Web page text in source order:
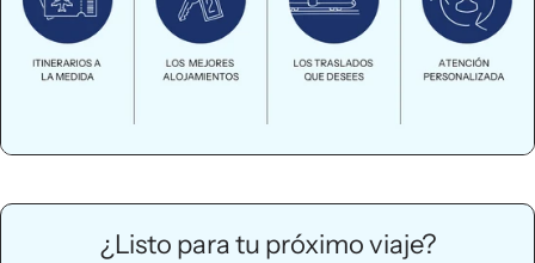
¿Listo para tu próximo viaje?